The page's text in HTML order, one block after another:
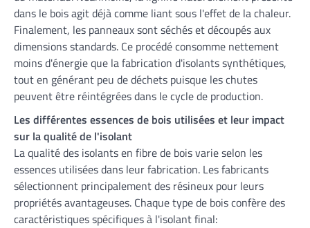
dans le bois agit déjà comme liant sous l'effet de la chaleur.
Finalement, les panneaux sont séchés et découpés aux
dimensions standards. Ce procédé consomme nettement
moins d'énergie que la fabrication d'isolants synthétiques,
tout en générant peu de déchets puisque les chutes
peuvent être réintégrées dans le cycle de production.
Les différentes essences de bois utilisées et leur impact
sur la qualité de l'isolant
La qualité des isolants en fibre de bois varie selon les
essences utilisées dans leur fabrication. Les fabricants
sélectionnent principalement des résineux pour leurs
propriétés avantageuses. Chaque type de bois confère des
caractéristiques spécifiques à l'isolant final: